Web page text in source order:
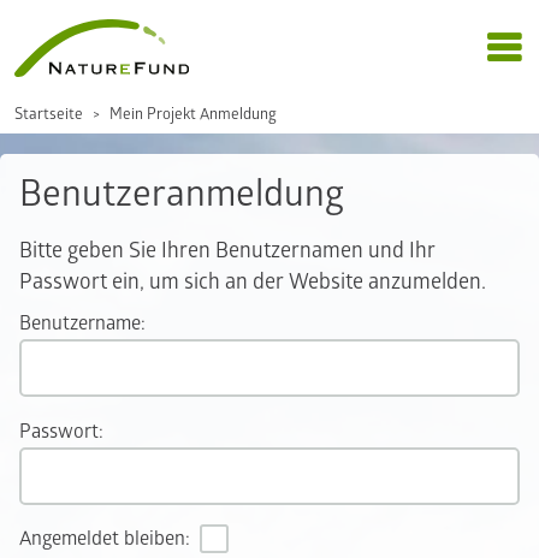
Startseite Mein Projekt Anmeldung
Benutzeranmeldung
Bitte geben Sie Ihren Benutzernamen und Ihr
Passwort ein, um sich an der Website anzumelden.
Benutzername:
Passwort:
Angemeldet bleiben: